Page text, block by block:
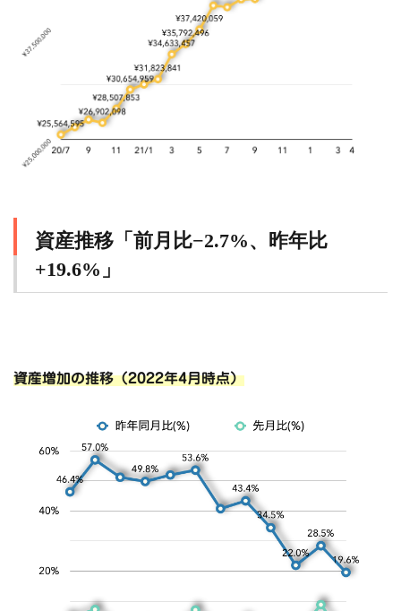
資産推移「前月比−2.7%、昨年比
+19.6%」
資産増加の推移（2022年4月時点）